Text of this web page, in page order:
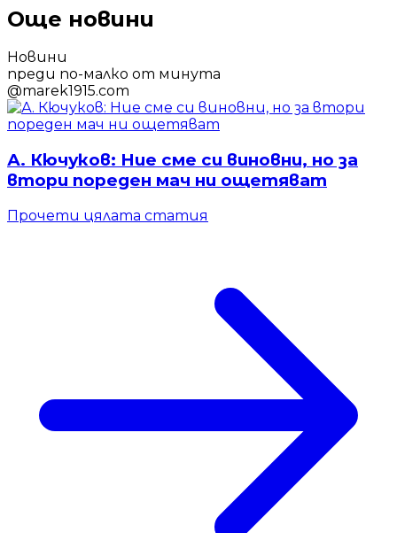
Още новини
Новини
преди по-малко от минута
@marek1915.com
А. Кючуков: Ние сме си виновни, но за
втори пореден мач ни ощетяват
Прочети цялата статия